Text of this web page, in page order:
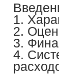
1.
2.
3.
4.